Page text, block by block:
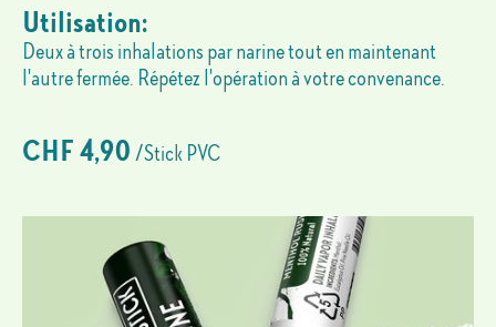
Utilisation:
Deux à trois inhalations par narine tout en maintenant
l'autre fermée. Répétez l'opération à votre convenance.
CHF 4,90/Stick PVC